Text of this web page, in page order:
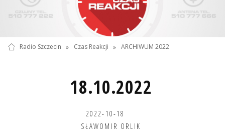
Radio Szczecin » Czas Reakcji » ARCHIWUM 2022
18.10.2022
2022-10-18
SŁAWOMIR ORLIK